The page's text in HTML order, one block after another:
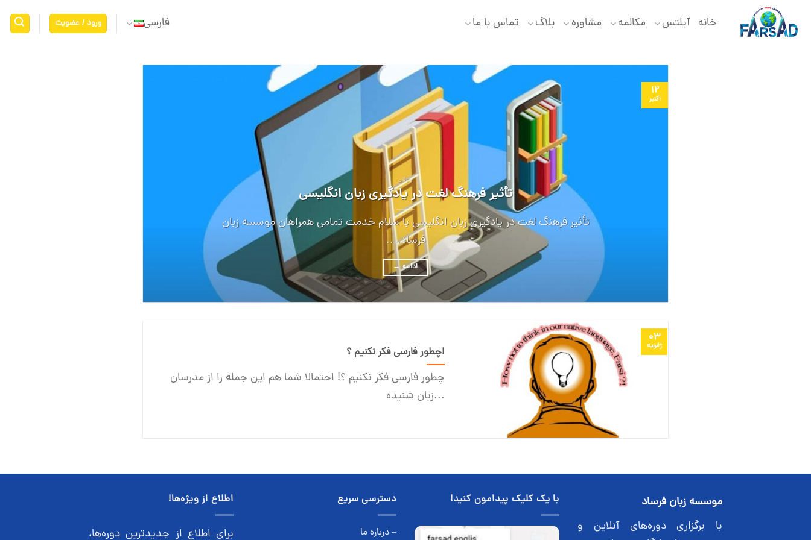
content
خانه آیلتس مکالمه مشاوره بلاگ تماس با ما فارسی ورود / عضویت
واژگان
تأثیر فرهنگ لغت در یادگیری زبان انگلیسی
تأثیر فرهنگ لغت در یادگیری زبان انگلیسی با سلام خدمت تمامی همراهان موسسه زبان
فرساد....
ادامه→
12
اکتبر
چطور فارسی فکر نکنیم ؟!
چطور فارسی فکر نکنیم ؟! احتمالا شما هم این جمله را از مدرسان
زبان شنیده...
03
ژانویه
موسسه زبان فرساد
با برگزاری دوره‌های آنلاین و
با یک کلیک پیدامون کنید! دسترسی سریع
– درباره ما
اطلاع از ویژه‌ها!
برای اطلاع از جدیدترین دوره‌ها،